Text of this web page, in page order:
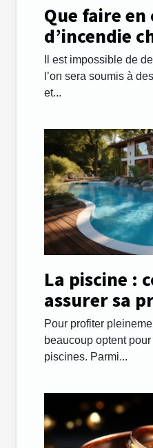
Que faire en
d’incendie
Il est impossible de
l’on sera soumis à
et...
La piscine :
assurer sa
sa sécurité ?
Pour profiter
beaucoup optent
piscines. Parmi...